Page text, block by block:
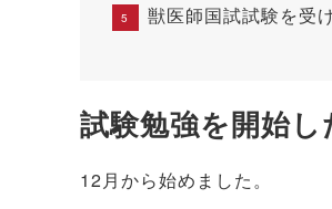
獣医師国試試験を受
試験勉強を開始し
12月から始めました。